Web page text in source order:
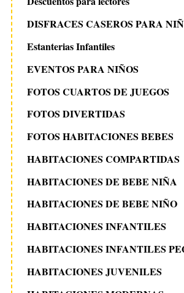
DISFRACES CASEROS PARA
Estanterias Infantiles
EVENTOS PARA NIÑOS
FOTOS CUARTOS DE JUEGOS
FOTOS DIVERTIDAS
FOTOS HABITACIONES BEBES
HABITACIONES COMPARTIDAS
HABITACIONES DE BEBE NIÑA
HABITACIONES DE BEBE NIÑO
HABITACIONES INFANTILES
HABITACIONES INFANTILES
HABITACIONES JUVENILES